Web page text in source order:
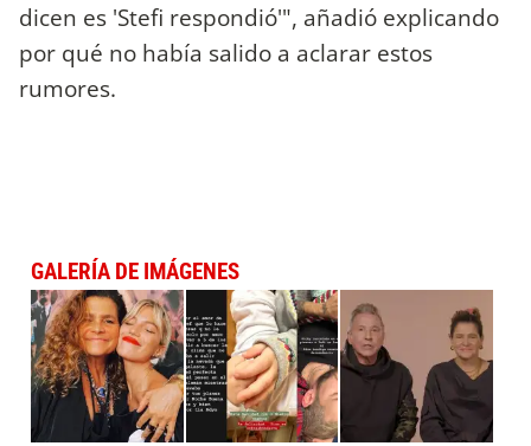
dicen es 'Stefi respondió'", añadió explicando
por qué no había salido a aclarar estos
rumores.
GALERÍA DE IMÁGENES